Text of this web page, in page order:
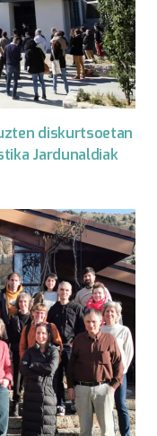
diskurtsoetan
Jardunaldiak